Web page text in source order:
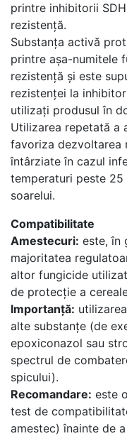
printre inhibitorii
rezistență.
Substanța activă
printre așa-numitele
rezistență și este
rezistenței la
utilizați produsul în
Utilizarea repetată a
favoriza dezvoltarea
întârziate în cazul
temperaturi peste 25
soarelui.
Compatibilitate
Amestecuri: este, în
majoritatea
altor fungicide
de protecție a
Importanță:
alte substanțe (de
epoxiconazol sau
spectrul de
spicului).
Recomandare: este
test de
amestec) înainte de